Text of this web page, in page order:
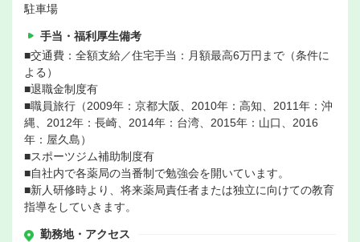
駐車場
手当・福利厚生備考
■交通費：全額支給／住宅手当：月額最高6万円まで（条件に
よる）
■退職金制度有
■職員旅行（2009年：京都大阪、2010年：高知、2011年：沖
縄、2012年：長崎、2014年：台湾、2015年：山口、2016
年：屋久島）
■スポーツジム補助制度有
■自社内で各薬局の当番制で勉強会を開いています。
■新人研修時より、将来薬局責任者または独立に向けての教育
指導をしていきます。
勤務地・アクセス